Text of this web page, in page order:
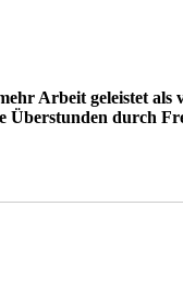
Arbeit geleistet
Überstunden durch